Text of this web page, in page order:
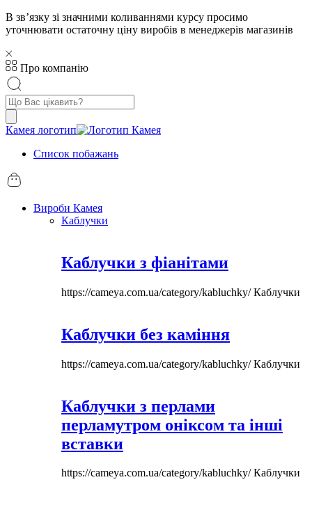
В звʼязку зі значними коливаннями курсу просимо
уточнювати остаточну ціну виробів в менеджерів магазинів
Про компанію
Пошук
товарів
Камея логотип
Список побажань
Вироби Камея
Каблучки
Каблучки з фіанітами
https://cameya.com.ua/category/kabluchky/Каблучки
Каблучки без каміння
https://cameya.com.ua/category/kabluchky/Каблучки
Каблучки з перлами
перламутром оніксом та інші
вставки
https://cameya.com.ua/category/kabluchky/Каблучки